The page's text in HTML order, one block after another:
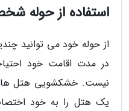
استفاده از حوله
از حوله خود می توانید
در مدت اقامت خود
یک هتل را به خود